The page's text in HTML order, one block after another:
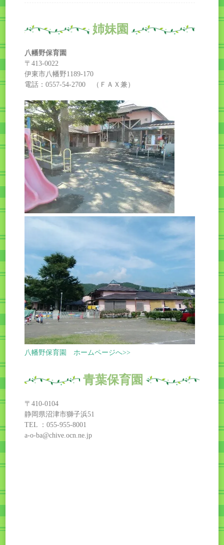
姉妹園
八幡野保育園
〒413-0022
伊東市八幡野1189-170
電話：0557-54-2700 （ＦＡＸ兼）
八幡野保育園 ホームページへ>>
青葉保育園
〒410-0104
静岡県沼津市獅子浜51
TEL ：055-955-8001
a-o-ba@chive.ocn.ne.jp